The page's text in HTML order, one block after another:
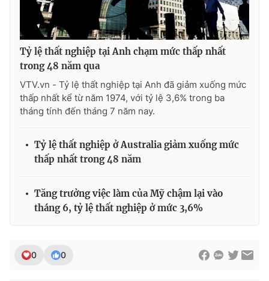
Tỷ lệ thất nghiệp tại Anh chạm mức thấp nhất
trong 48 năm qua
VTV.vn - Tỷ lệ thất nghiệp tại Anh đã giảm xuống mức
thấp nhất kể từ năm 1974, với tỷ lệ 3,6% trong ba
tháng tính đến tháng 7 năm nay.
Tỷ lệ thất nghiệp ở Australia giảm xuống mức
thấp nhất trong 48 năm
Tăng trưởng việc làm của Mỹ chậm lại vào
tháng 6, tỷ lệ thất nghiệp ở mức 3,6%
0 0